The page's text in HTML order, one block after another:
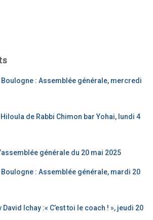
Boulogne : Assemblée générale, mercredi
de Rabbi Chimon bar Yohai, lundi 4
générale du 20 mai 2025
Boulogne : Assemblée générale, mardi 20
Ichay :« C’est toi le coach ! », jeudi 20